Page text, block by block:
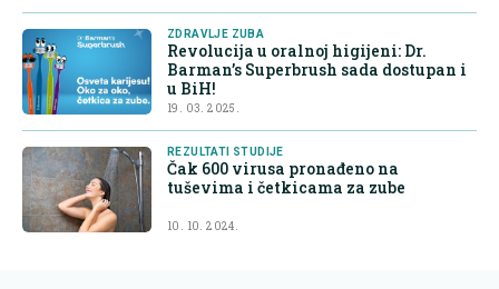
ZDRAVLJE ZUBA
Revolucija u oralnoj higijeni: Dr.
Barman’s Superbrush sada dostupan i
u BiH!
19. 03. 2025.
REZULTATI STUDIJE
Čak 600 virusa pronađeno na
tuševima i četkicama za zube
10. 10. 2024.